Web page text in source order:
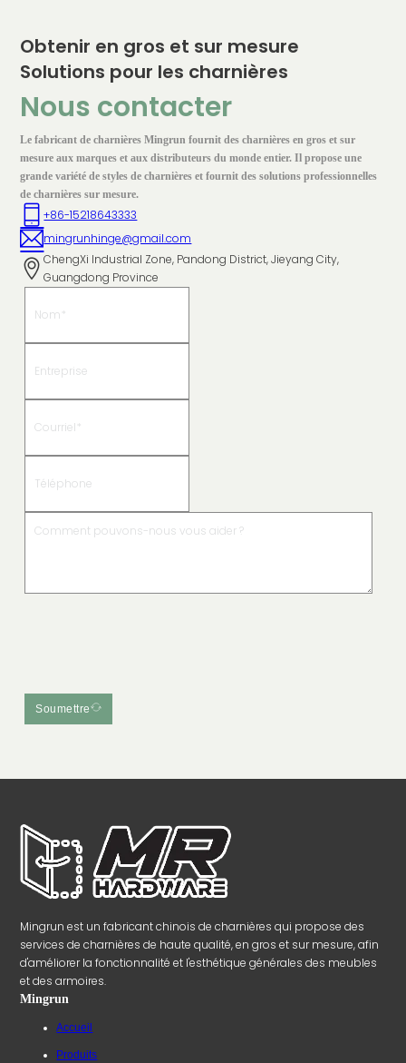
Obtenir en gros et sur mesure
Solutions pour les charnières
Nous contacter
Le fabricant de charnières Mingrun fournit des charnières en gros et sur
mesure aux marques et aux distributeurs du monde entier. Il propose une
grande variété de styles de charnières et fournit des solutions professionnelles
de charnières sur mesure.
+86-15218643333
mingrunhinge@gmail.com
ChengXi Industrial Zone, Pandong District, Jieyang City,
Guangdong Province
Soumettre
Mingrun est un fabricant chinois de charnières qui propose des
services de charnières de haute qualité, en gros et sur mesure, afin
d'améliorer la fonctionnalité et l'esthétique générales des meubles
et des armoires.
Mingrun
Accueil
Produits